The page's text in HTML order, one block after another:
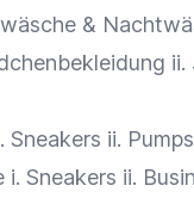
&
ii.
Sneakers ii.
Sneakers ii.